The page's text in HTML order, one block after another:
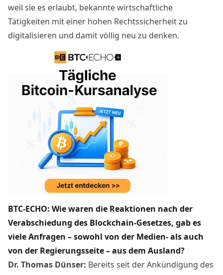
weil sie es erlaubt, bekannte wirtschaftliche
Tätigkeiten mit einer hohen Rechtssicherheit zu
digitalisieren und damit völlig neu zu denken.
BTC-ECHO: Wie waren die Reaktionen nach der
Verabschiedung des Blockchain-Gesetzes, gab es
viele Anfragen – sowohl von der Medien- als auch
von der Regierungsseite – aus dem Ausland?
Dr. Thomas Dünser: Bereits seit der Ankündigung des